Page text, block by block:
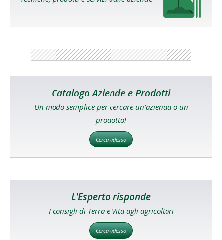
Catalogo Aziende e Prodotti
Un modo semplice per cercare un'azienda o un
prodotto!
Cerca adesso
L'Esperto risponde
I consigli di Terra e Vita agli agricoltori
Cerca adesso